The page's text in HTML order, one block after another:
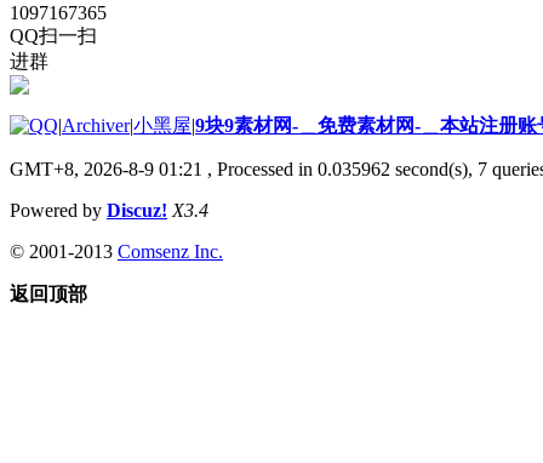
1097167365
QQ扫一扫
进群
|Archiver|小黑屋|9块9素材网-＿免费素材网-＿本站注册账
GMT+8, 2026-8-9 01:21 , Processed in 0.035962 second(s), 7
Powered by Discuz! X3.4
© 2001-2013 Comsenz Inc.
返回顶部